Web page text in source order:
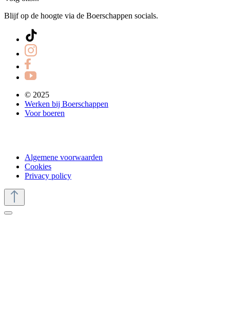
Blijf op de hoogte via de Boerschappen socials.
© 2025
Werken bij Boerschappen
Voor boeren
Algemene voorwaarden
Cookies
Privacy policy